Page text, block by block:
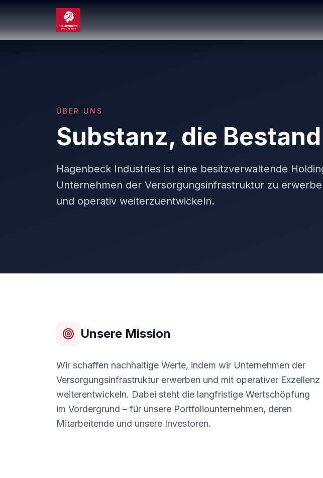
ÜBER UNS
Substanz, die
Hagenbeck Industries ist eine besitzverwaltende
Unternehmen der Versorgungsinfrastruktur zu
und operativ weiterzuentwickeln.
Unsere Mission
Wir schaffen nachhaltige Werte, indem wir Unternehmen der
Versorgungsinfrastruktur erwerben und mit operativer Exzellenz
weiterentwickeln. Dabei steht die langfristige Wertschöpfung
im Vordergrund – für unsere Portfoliounternehmen, deren
Mitarbeitende und unsere Investoren.